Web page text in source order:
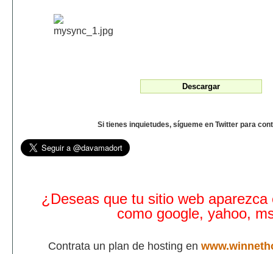
Si tienes inquietudes, sígueme en Twitter para
¿Deseas que tu sitio web aparezca
como google, yahoo,
Contrata un plan de hosting en